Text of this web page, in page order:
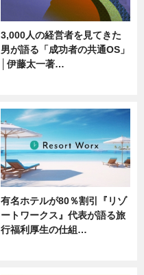
3,000人の経営者を見てきた
男が語る「成功者の共通OS」
│伊藤太一著…
有名ホテルが80％割引『リゾ
ートワークス』代表が語る旅
行福利厚生の仕組…